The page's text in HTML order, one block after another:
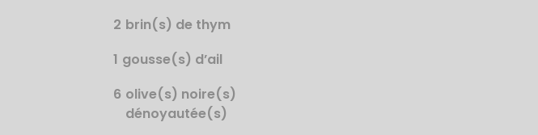
2 brin(s) de thym
1 gousse(s) d’ail
6 olive(s) noire(s)
dénoyautée(s)